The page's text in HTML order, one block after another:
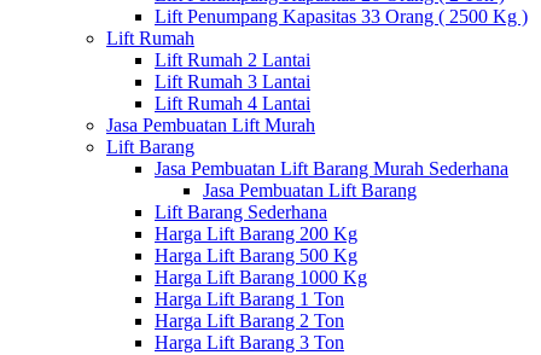
Lift Penumpang Kapasitas 33 Orang ( 2500 Kg )
Lift Rumah
Lift Rumah 2 Lantai
Lift Rumah 3 Lantai
Lift Rumah 4 Lantai
Jasa Pembuatan Lift Murah
Lift Barang
Jasa Pembuatan Lift Barang Murah Sederhana
Jasa Pembuatan Lift Barang
Lift Barang Sederhana
Harga Lift Barang 200 Kg
Harga Lift Barang 500 Kg
Harga Lift Barang 1000 Kg
Harga Lift Barang 1 Ton
Harga Lift Barang 2 Ton
Harga Lift Barang 3 Ton